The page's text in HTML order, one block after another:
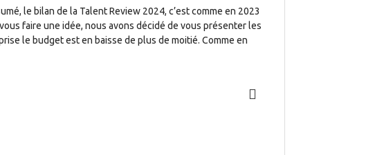
le bilan de la Talent Review 2024, c’est comme en 2023
faire une idée, nous avons décidé de vous présenter les
le budget est en baisse de plus de moitié. Comme en